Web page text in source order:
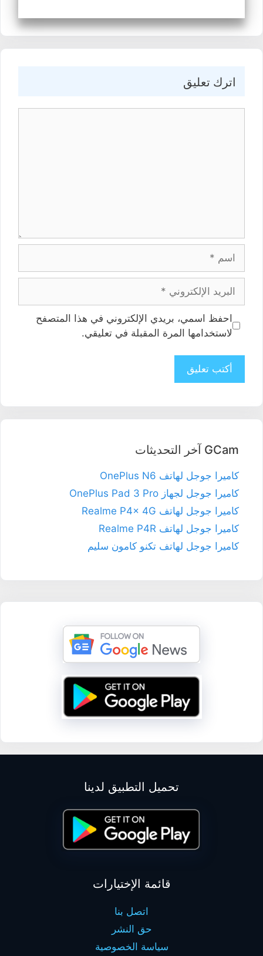
اترك تعليق
الإلكتروني
الموقع
الإلكتروني
احفظ اسمي، بريدي الإلكتروني في هذا المتصفح
لاستخدامها المرة المقبلة في تعليقي.
GCam آخر التحديثات
كاميرا جوجل لهاتف OnePlus N6
كاميرا جوجل لجهاز OnePlus Pad 3 Pro
كاميرا جوجل لهاتف Realme P4x 4G
كاميرا جوجل لهاتف Realme P4R
كاميرا جوجل لهاتف تكنو كامون سليم
تحميل التطبيق لدينا
قائمة الإختيارات
اتصل بنا
حق النشر
سياسة الخصوصية